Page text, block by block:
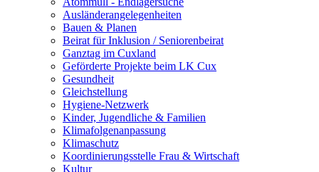
Ausländerangelegenheiten
Bauen & Planen
Beirat für Inklusion / Seniorenbeirat
Ganztag im Cuxland
Geförderte Projekte beim LK Cux
Gesundheit
Gleichstellung
Hygiene-Netzwerk
Kinder, Jugendliche & Familien
Klimafolgenanpassung
Klimaschutz
Koordinierungsstelle Frau & Wirtschaft
Kultur